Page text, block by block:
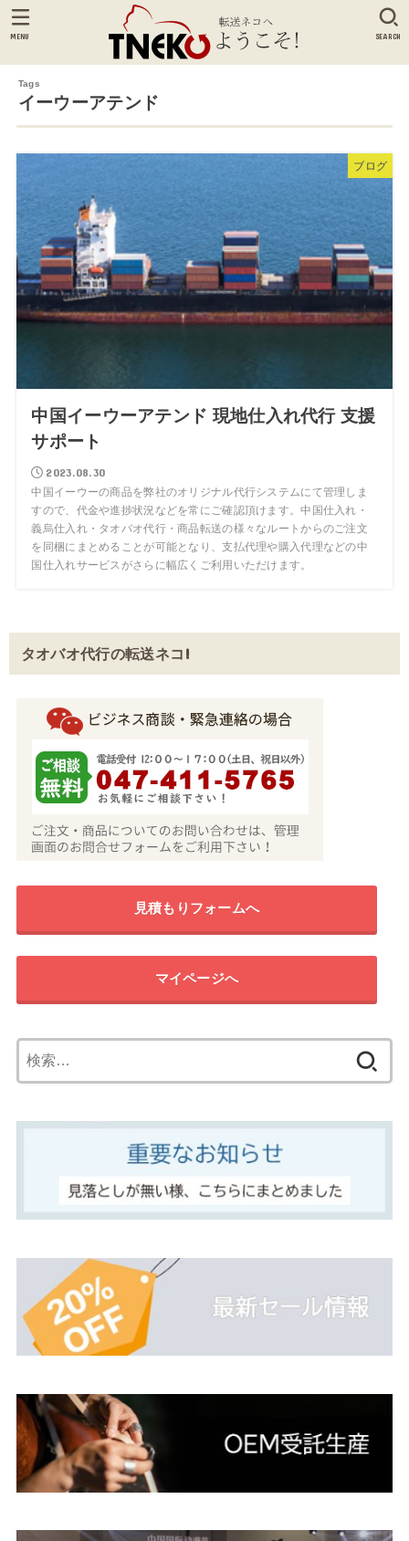
SEARCH
MENU
イーウーアテンド
ブログ
中国イーウーアテンド 現地仕入れ代行 支援
サポート
2023.08.30
中国イーウーの商品を弊社のオリジナル代行システムにて管理しま
すので、代金や進捗状況などを常にご確認頂けます。中国仕入れ・
義烏仕入れ・タオバオ代行・商品転送の様々なルートからのご注文
を同梱にまとめることが可能となり、支払代理や購入代理などの中
国仕入れサービスがさらに幅広くご利用いただけます。
タオバオ代行の転送ネコ!
見積もりフォームへ
マイページへ
索: